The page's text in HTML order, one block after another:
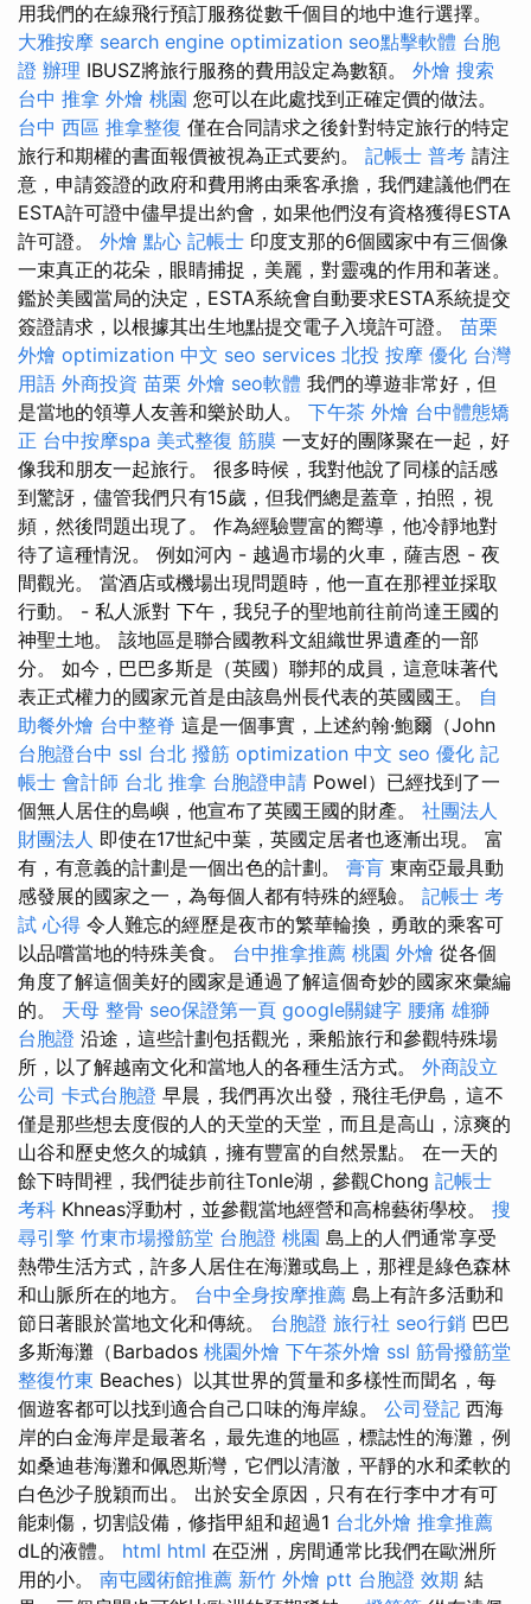
用我們的在線飛行預訂服務從數千個目的地中進行選擇。
大雅按摩 search engine optimization seo點擊軟體 台胞
證 辦理 IBUSZ將旅行服務的費用設定為數額。 外燴 搜索
台中 推拿 外燴 桃園 您可以在此處找到正確定價的做法。
台中 西區 推拿整復 僅在合同請求之後針對特定旅行的特定
旅行和期權的書面報價被視為正式要約。 記帳士 普考 請注
意，申請簽證的政府和費用將由乘客承擔，我們建議他們在
ESTA許可證中儘早提出約會，如果他們沒有資格獲得ESTA
許可證。 外燴 點心 記帳士 印度支那的6個國家中有三個像
一束真正的花朵，眼睛捕捉，美麗，對靈魂的作用和著迷。
鑑於美國當局的決定，ESTA系統會自動要求ESTA系統提交
簽證請求，以根據其出生地點提交電子入境許可證。 苗栗
外燴 optimization 中文 seo services 北投 按摩 優化 台灣
用語 外商投資 苗栗 外燴 seo軟體 我們的導遊非常好，但
是當地的領導人友善和樂於助人。 下午茶 外燴 台中體態矯
正 台中按摩spa 美式整復 筋膜 一支好的團隊聚在一起，好
像我和朋友一起旅行。 很多時候，我對他說了同樣的話感
到驚訝，儘管我們只有15歲，但我們總是蓋章，拍照，視
頻，然後問題出現了。 作為經驗豐富的嚮導，他冷靜地對
待了這種情況。 例如河內 - 越過市場的火車，薩吉恩 - 夜
間觀光。 當酒店或機場出現問題時，他一直在那裡並採取
行動。 - 私人派對 下午，我兒子的聖地前往前尚達王國的
神聖土地。 該地區是聯合國教科文組織世界遺產的一部
分。 如今，巴巴多斯是（英國）聯邦的成員，這意味著代
表正式權力的國家元首是由該島州長代表的英國國王。 自
助餐外燴 台中整脊 這是一個事實，上述約翰·鮑爾（John
台胞證台中 ssl 台北 撥筋 optimization 中文 seo 優化 記
帳士 會計師 台北 推拿 台胞證申請 Powel）已經找到了一
個無人居住的島嶼，他宣布了英國王國的財產。 社團法人
財團法人 即使在17世紀中葉，英國定居者也逐漸出現。 富
有，有意義的計劃是一個出色的計劃。 膏肓 東南亞最具動
感發展的國家之一，為每個人都有特殊的經驗。 記帳士 考
試 心得 令人難忘的經歷是夜市的​​繁華輪換，勇敢的乘客可
以品嚐當地的特殊美食。 台中推拿推薦 桃園 外燴 從各個
角度了解這個美好的國家是通過了解這個奇妙的國家來彙編
的。 天母 整骨 seo保證第一頁 google關鍵字 腰痛 雄獅
台胞證 沿途，這些計劃包括觀光，乘船旅行和參觀特殊場
所，以了解越南文化和當地人的各種生活方式。 外商設立
公司 卡式台胞證 早晨，我們再次出發，飛往毛伊島，這不
僅是那些想去度假的人的天堂的天堂，而且是高山，涼爽的
山谷和歷史悠久的城鎮，擁有豐富的自然景點。 在一天的
餘下時間裡，我們徒步前往Tonle湖，參觀Chong 記帳士
考科 Khneas浮動村，並參觀當地經營和高棉藝術學校。 搜
尋引擎 竹東市場撥筋堂 台胞證 桃園 島上的人們通常享受
熱帶生活方式，許多人居住在海灘或島上，那裡是綠色森林
和山脈所在的地方。 台中全身按摩推薦 島上有許多活動和
節日著眼於當地文化和傳統。 台胞證 旅行社 seo行銷 巴巴
多斯海灘（Barbados 桃園外燴 下午茶外燴 ssl 筋骨撥筋堂
整復竹東 Beaches）以其世界的質量和多樣性而聞名，每
個遊客都可以找到適合自己口味的海岸線。 公司登記 西海
岸的白金海岸是最著名，最先進的地區，標誌性的海灘，例
如桑迪巷海灘和佩恩斯灣，它們以清澈，平靜的水和柔軟的
白色沙子脫穎而出。 出於安全原因，只有在行李中才有可
能刺傷，切割設備，修指甲組和超過1 台北外燴 推拿推薦
dL的液體。 html html 在亞洲，房間通常比我們在歐洲所
用的小。 南屯國術館推薦 新竹 外燴 ptt 台胞證 效期 結